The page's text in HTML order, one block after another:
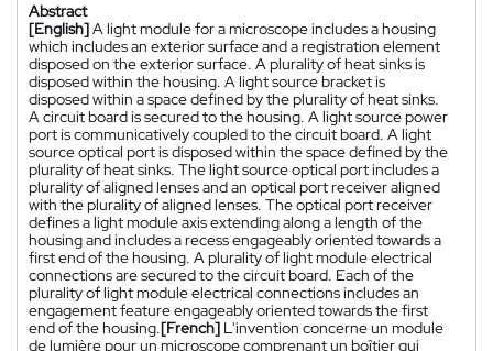
Abstract
[English]A light module for a microscope includes a housing
which includes an exterior surface and a registration element
disposed on the exterior surface. A plurality of heat sinks is
disposed within the housing. A light source bracket is
disposed within a space defined by the plurality of heat sinks.
A circuit board is secured to the housing. A light source power
port is communicatively coupled to the circuit board. A light
source optical port is disposed within the space defined by the
plurality of heat sinks. The light source optical port includes a
plurality of aligned lenses and an optical port receiver aligned
with the plurality of aligned lenses. The optical port receiver
defines a light module axis extending along a length of the
housing and includes a recess engageably oriented towards a
first end of the housing. A plurality of light module electrical
connections are secured to the circuit board. Each of the
plurality of light module electrical connections includes an
engagement feature engageably oriented towards the first
end of the housing.[French] L'invention concerne un module
de lumière pour un microscope comprenant un boîtier qui